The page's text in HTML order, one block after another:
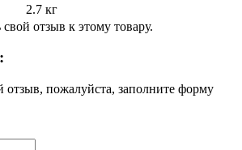
2.7 кг
отзыв к этому товару.
отзыв, пожалуйста, заполните форму